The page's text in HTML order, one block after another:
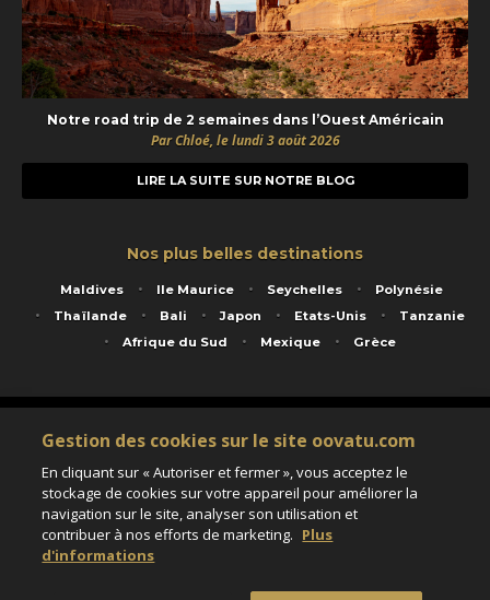
Notre road trip de 2 semaines dans l’Ouest Américain
Par Chloé, le lundi 3 août 2026
LIRE LA SUITE SUR NOTRE BLOG
Nos plus belles destinations
Maldives Ile Maurice Seychelles
Polynésie
Thaïlande
Bali Japon Etats-Unis
Tanzanie
Afrique du Sud
Mexique Grèce
Service animé par Nautil Voyages - 22 rue Georges Picquart 75017 Paris - S.A.S
au capital de 155 696 euros - RCS Paris B 423 671 973 - Code APE 7911Z
Matricule Atout France IM075100020 - Garantie financière Groupama - Agrément IATA
Assurance responsabilité civile et professionnelle HISCOX RCP0081066
Gestion des cookies sur le site oovatu.com
En cliquant sur « Autoriser et fermer », vous acceptez le
stockage de cookies sur votre appareil pour améliorer la
navigation sur le site, analyser son utilisation et
contribuer à nos efforts de marketing. Plus
d'informations